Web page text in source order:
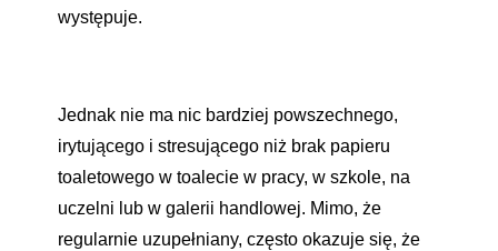
występuje.
Jednak nie ma nic bardziej powszechnego,
irytującego i stresującego niż brak papieru
toaletowego w toalecie w pracy, w szkole, na
uczelni lub w galerii handlowej. Mimo, że
regularnie uzupełniany, często okazuje się, że